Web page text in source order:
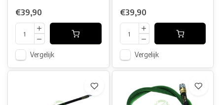
€39,90
Vergelijk
€39,90
Vergelijk